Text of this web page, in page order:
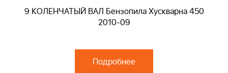
9 КОЛЕНЧАТЫЙ ВАЛ Бензопила Хускварна 450
2010-09
Подробнее